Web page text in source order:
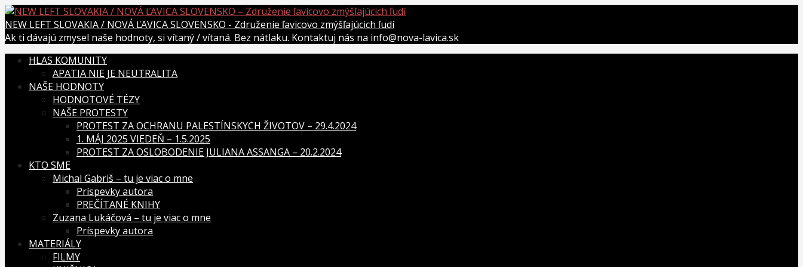
Skip
to
content
NEW LEFT SLOVAKIA / NOVÁ ĽAVICA SLOVENSKO - Združenie ľavicovo zmýšľajúcich ľudí
Ak ti dávajú zmysel naše hodnoty, si vítaný / vítaná. Bez nátlaku. Kontaktuj nás na info@nova-lavica.sk
HLAS KOMUNITY
APATIA NIE JE NEUTRALITA
NAŠE HODNOTY
HODNOTOVÉ TÉZY
NAŠE PROTESTY
PROTEST ZA OCHRANU PALESTÍNSKYCH ŽIVOTOV – 29.4.2024
1. MÁJ 2025 VIEDEŇ – 1.5.2025
PROTEST ZA OSLOBODENIE JULIANA ASSANGA – 20.2.2024
KTO SME
Michal Gabriš – tu je viac o mne
Príspevky autora
PREČÍTANÉ KNIHY
Zuzana Lukáčová – tu je viac o mne
Príspevky autora
MATERIÁLY
FILMY